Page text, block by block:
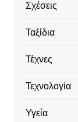
Σχέσεις
Ταξίδια
Τέχνες
Τεχνολογία
Υγεία